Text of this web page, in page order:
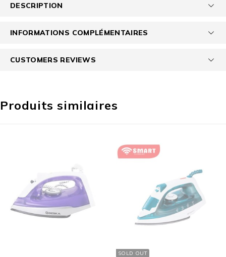
DESCRIPTION
INFORMATIONS COMPLÉMENTAIRES
CUSTOMERS REVIEWS
Produits similaires
SOLD OUT